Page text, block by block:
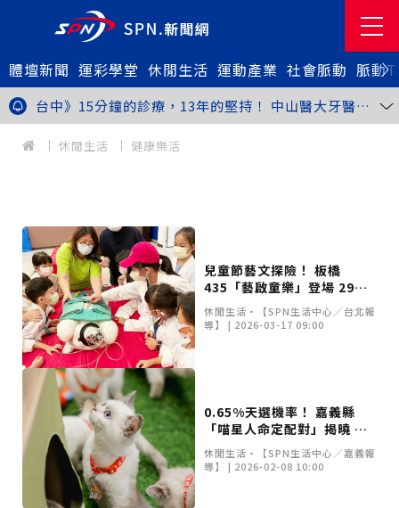
體壇新聞 運彩學堂 休閒生活 運動產業 社會脈動 脈動
金牌搖籃驚傳「球荒」！江啟臣偕運彩公會挺萬和國
中，捐贈 1800 顆羽球助小將 4 月全中運奪金
世足》阿根廷足球巨星梅西父親兼經紀人豪爾赫去世 享
壽68歲
台中》15分鐘的診療，13年的堅持！ 中山醫大牙醫系
跨海義診13年
新北》八里左岸光雕藝術展8月1日登場 七大主題展區
打造夏夜光影盛宴
台中》中聯油脂案釀全民恐慌 議員張芬郁質詢轟食安稽
眼用鏡片」等13項臨床研發技術
高雄》啟用近30年迎來外觀與結構重塑 高雄旗津輪渡
站改造完工啟用
縮短藥效等待期！中山附醫引進速效抗憂鬱鼻噴劑 24
小時內見效、助重症患者重返社會
台北》首創水資源循環教育園區 民生水資再生廠環教館
正式啟用
專題人物》我不是會長，是歐巴桑！」穆閩珠自掏腰包
30年守護帕運選手
台中》甜點烘焙成憂鬱症處方箋！25歲「準醫學生」靠
藝術治療走出多年陰霾
台中》強颱巴威逼近 中市勞工局籲落實防颱整備
台中》中捷聯名VTuber活動告捷 首5日運量增24%周
邊營收破250萬
台中》看好綠美圖 大巨蛋商機！星享道攜手萬豪 打造
中部首間雅樂軒酒店
THE世界大學影響力排名公佈 中山醫大SDG3獲全球第
23名、全台醫學大學第3名
桃園市籌備115年全民運動會 體育局：預計9月前完成
重要前置作業
2026年金星最佳觀賞期將至 週五日落後仰角達全年最
高
台中》中山醫大響應「30+大學計畫」 推出餐飲經營與
高齡照護學分專班
三星伴月聯手金星近鬼宿星團 端午連假西方低空上演天
文秀
台中》端午節前勞累驚覺單側無力 攤商「亞急性腦出
血」醫籲三徵兆速就醫
台中》跨越萬里深耕20年 中山附醫協助吐瓦魯建置首
休閒生活 健康樂活
兒童節藝文探險！ 板橋
435「藝啟童樂」登場 29堂
STEAM免費課搶報
休閒生活•【SPN生活中心／台北報
導】 | 2026-03-17 09:00
0.65%天選機率！ 嘉義縣
「喵星人命定配對」揭曉 嘉
義縣抽出29位鏟屎官
休閒生活•【SPN生活中心／嘉義報
導】 | 2026-02-08 10:00